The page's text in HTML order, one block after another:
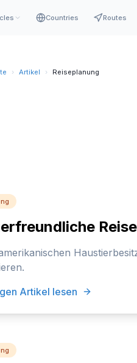
Countries Routes
› Artikel › Reiseplanung
Artikel lesen